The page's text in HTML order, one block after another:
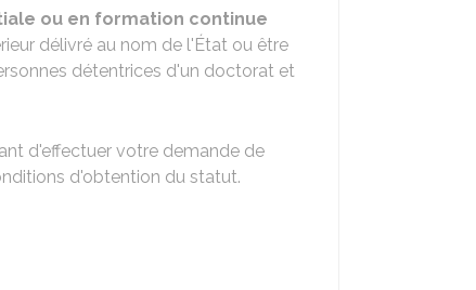
ou en formation continue
délivré au nom de l'État ou être
détentrices d'un doctorat et
d'effectuer votre demande de
d'obtention du statut.